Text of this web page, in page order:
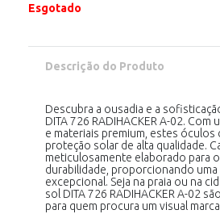
Esgotado
Descrição do Produto
Descubra a ousadia e a
DITA 726 RADIHACKER A-02.
e materiais premium, estes óculos
proteção solar de alta qualidade.
meticulosamente elaborado para
durabilidade, proporcionando uma
excepcional. Seja na praia ou na
sol DITA 726 RADIHACKER A-02
para quem procura um visual